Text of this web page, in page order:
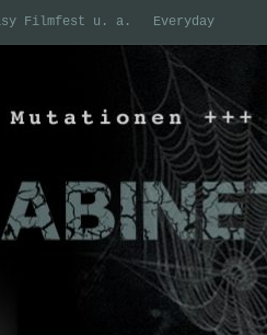
Filmfest u. a. Everyday